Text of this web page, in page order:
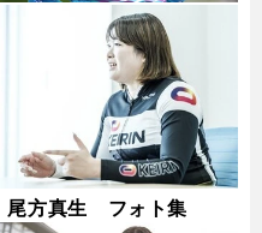
尾方真生 フォト集